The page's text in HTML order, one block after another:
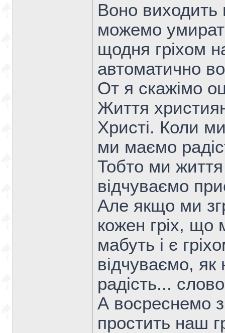
Воно виходить
можемо
щодня гріхом
автоматично
От я скажімо
Життя
Христі. Коли
ми маємо
Тобто ми
відчуваємо
Але якщо ми
кожен гріх, що
мабуть і є
відчуваємо,
радість...
А восреснемо
простить наш